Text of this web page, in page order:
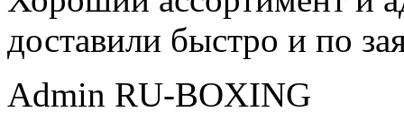
доставили быстро и по
Admin RU-BOXING